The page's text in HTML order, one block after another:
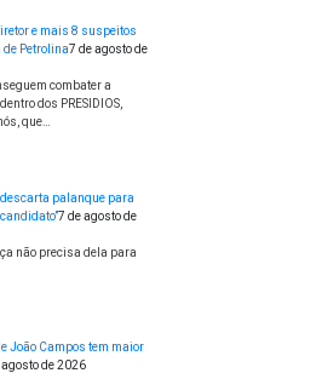
e mais 8 suspeitos
Petrolina7 de agosto de
combater a
dos PRESIDIOS,
que…
descarta palanque para
7 de agosto de
não precisa dela para
João Campos tem maior
agosto de 2026